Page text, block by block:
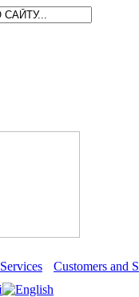
Services Customers and